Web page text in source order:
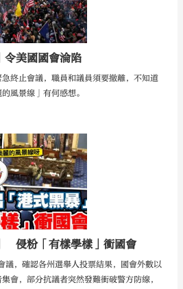
令美國國會淪陷
終止會議，職員和議員須要撤離，不知道
風景線」有何感想。
侵粉「有樣學樣」衝國會
議，確認各州選舉人投票結果，國會外數以
會，部分抗議者突然發難衝破警方防線，